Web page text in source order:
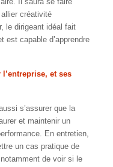
créativité
le dirigeant idéal fait
est capable d’apprendre
et ses
s’assurer que la
et maintenir un
En entretien,
un cas pratique de
de voir si le